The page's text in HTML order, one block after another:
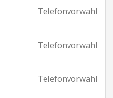
Telefonvorwahl
Telefonvorwahl
Telefonvorwahl